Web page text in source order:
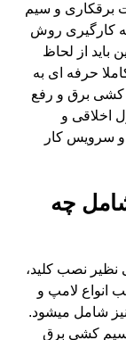
برقکاری و سیم
کارگیری روش
باید از لحاظ
حرفه ای به
کشی برق و رفع
اخلاقی و
و سرویس کار
چه
نظیر نصب کلید،
انواع لامپ و
شامل میشود.
کشی برق